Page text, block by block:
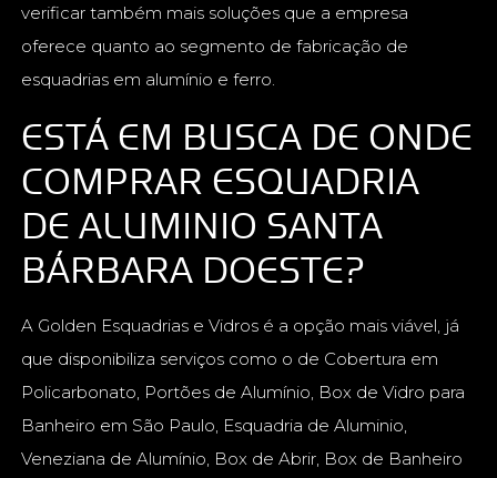
verificar também mais soluções que a empresa
oferece quanto ao segmento de fabricação de
esquadrias em alumínio e ferro.
ESTÁ EM BUSCA DE ONDE
COMPRAR ESQUADRIA
DE ALUMINIO SANTA
BÁRBARA DOESTE?
A Golden Esquadrias e Vidros é a opção mais viável, já
que disponibiliza serviços como o de Cobertura em
Policarbonato, Portões de Alumínio, Box de Vidro para
Banheiro em São Paulo, Esquadria de Aluminio,
Veneziana de Alumínio, Box de Abrir, Box de Banheiro